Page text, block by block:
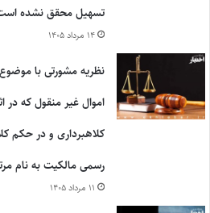
تسهیل محقق نشده
۱۴ مرداد ۱۴۰۵
نظریه مشورتی با
اموال غیر منقول که در
کلاهبرداری و در حکم
رسمی مالکیت به نام
۱۱ مرداد ۱۴۰۵